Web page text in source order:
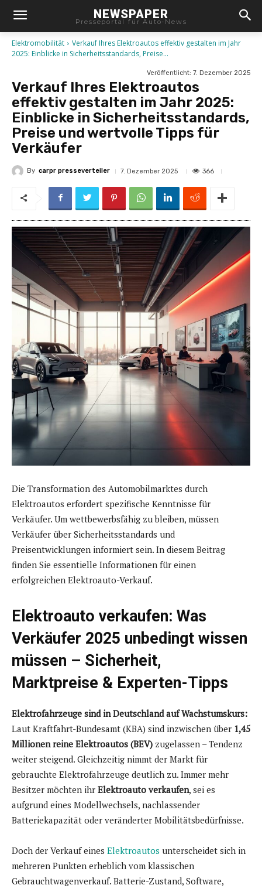
NEWSPAPER
Presseportal für Auto-News
Elektromobilität
Verkauf Ihres Elektroautos effektiv gestalten im Jahr
2025: Einblicke in Sicherheitsstandards, Preise...
Veröffentlicht: 7. Dezember 2025
Verkauf Ihres Elektroautos
effektiv gestalten im Jahr 2025:
Einblicke in Sicherheitsstandards,
Preise und wertvolle Tipps für
Verkäufer
By carpr presseverteiler 7. Dezember 2025 366
Die Transformation des Automobilmarktes durch
Elektroautos erfordert spezifische Kenntnisse für
Verkäufer. Um wettbewerbsfähig zu bleiben, müssen
Verkäufer über Sicherheitsstandards und
Preisentwicklungen informiert sein. In diesem Beitrag
finden Sie essentielle Informationen für einen
erfolgreichen Elektroauto-Verkauf.
Elektroauto verkaufen: Was
Verkäufer 2025 unbedingt wissen
müssen – Sicherheit,
Marktpreise & Experten-Tipps
Elektrofahrzeuge sind in Deutschland auf Wachstumskurs:
Laut Kraftfahrt-Bundesamt (KBA) sind inzwischen über 1,45
Millionen reine Elektroautos (BEV) zugelassen – Tendenz
weiter steigend. Gleichzeitig nimmt der Markt für
gebrauchte Elektrofahrzeuge deutlich zu. Immer mehr
Besitzer möchten ihr Elektroauto verkaufen, sei es
aufgrund eines Modellwechsels, nachlassender
Batteriekapazität oder veränderter Mobilitätsbedürfnisse.
Doch der Verkauf eines Elektroautos unterscheidet sich in
mehreren Punkten erheblich vom klassischen
Gebrauchtwagenverkauf. Batterie-Zustand, Software,